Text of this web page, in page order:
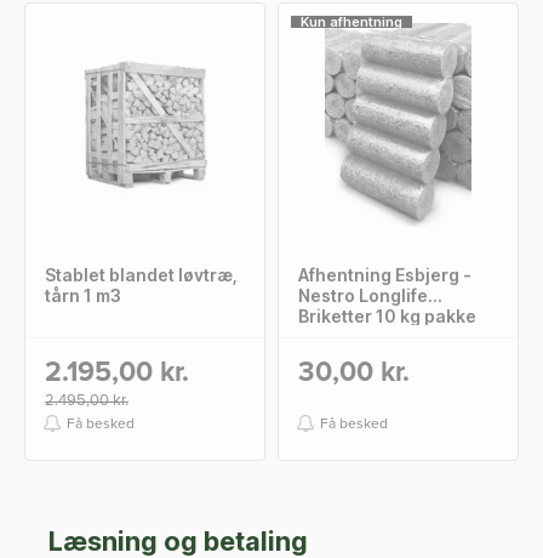
Stablet blandet løvtræ,
tårn 1 m3
2.195,00 kr.
2.495,00 kr.
Få besked
Kun afhentning
Afhentning Esbjerg -
Nestro Longlife
Briketter 10 kg pakke
30,00 kr.
Få besked
Læsning og betaling